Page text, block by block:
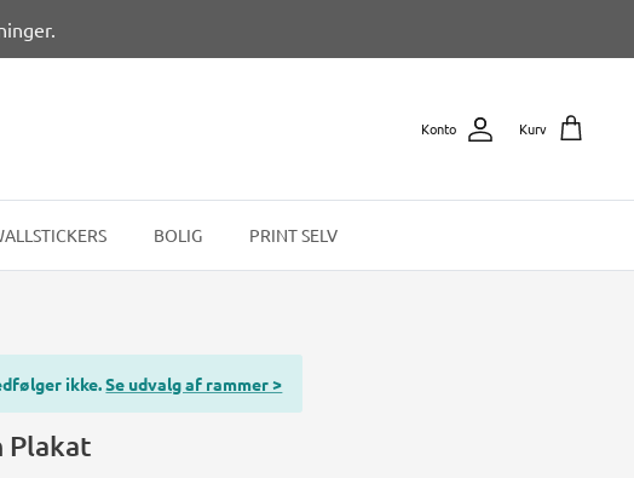
Konto Kurv
BOLIG PRINT SELV
ikke.Se udvalg af rammer >
Plakat